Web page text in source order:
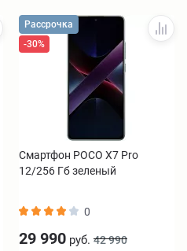
Рассрочка
-30%
Смартфон POCO X7 Pro
12/256 Гб зеленый
0
29 990 руб. 42 990